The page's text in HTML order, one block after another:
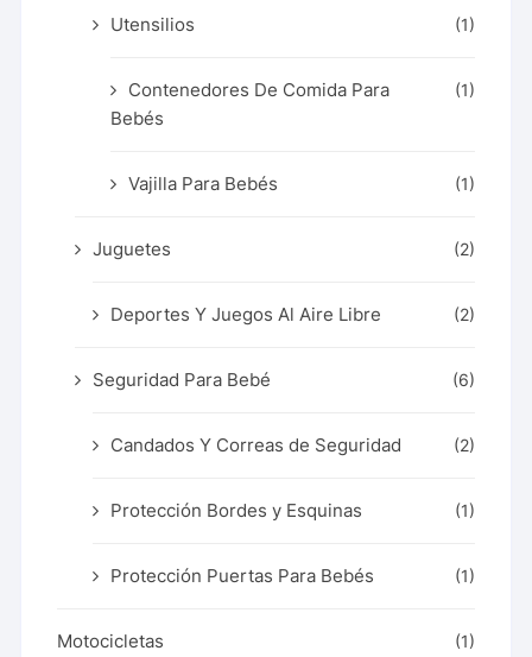
Utensilios (1)
Contenedores De Comida Para
Bebés
(1)
Vajilla Para Bebés (1)
Juguetes (2)
Deportes Y Juegos Al Aire Libre (2)
Seguridad Para Bebé (6)
Candados Y Correas de Seguridad (2)
Protección Bordes y Esquinas (1)
Protección Puertas Para Bebés (1)
Motocicletas (1)